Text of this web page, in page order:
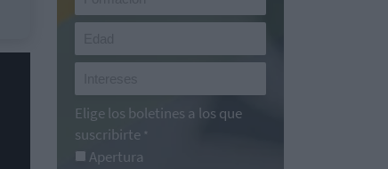
Elige los boletines a los que
suscribirte *
Apertura